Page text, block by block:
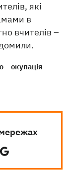
які
в
вчителів –
окупація